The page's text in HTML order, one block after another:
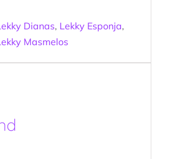
Dianas, Lekky Esponja,
Masmelos